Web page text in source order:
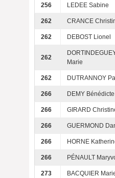
256 LEDEE Sabine
262 CRANCE
262 DEBOST Lionel
262
Marie
262 DUTRANNOY
266 DEMY Bénédicte
266 GIRARD
266 GUERMOND
266 HORNE
266 PÉNAULT
273 BACQUIER